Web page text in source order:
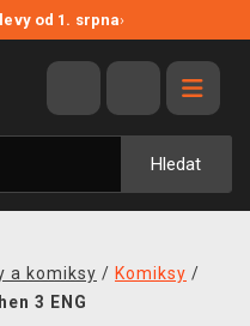
od 1. srpna›
Hledat
a komiksy / Komiksy /
3 ENG